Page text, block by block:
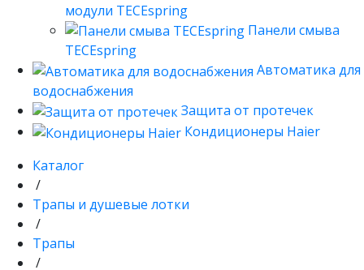
модули TECEspring
Панели смыва
TECEspring
Автоматика для
водоснабжения
Защита от протечек
Кондиционеры Haier
Каталог
/
Трапы и душевые лотки
/
Трапы
/